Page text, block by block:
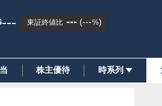
--- 東証終値比 --- (---%)
株主優待 時系列